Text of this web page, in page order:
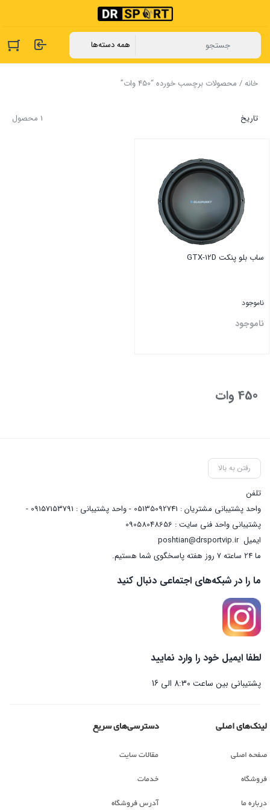
خانه/ محصولات برچسب خورده “450 وات”
1 محصول تاریخ
ساب بلو پنکت GTX-12D
ناموجود
ناموجود
450 وات
رفتن به بالا
تلفن
واحد پشتیبانی مشتریان : 05135092741 - واحد پشتیبانی : 09157153791 -
پشتیبانی واحد فنی سایت : 09058048656
ایمیلposhtian@drsportvip.ir
ما 24 ساعته 7 روز هفته پاسخگوی شما هستیم.
ما را در شبکه‌های اجتماعی دنبال کنید
لطفا ایمیل خود را وارد نمایید
پشتیبانی بین ساعت 8:30 الی 16
لینک‌های اصلی
صفحه اصلی
فروشگاه
درباره ما
دسترسی‌های سریع
مقالات سایت
خدمات
آدرس فروشگاه